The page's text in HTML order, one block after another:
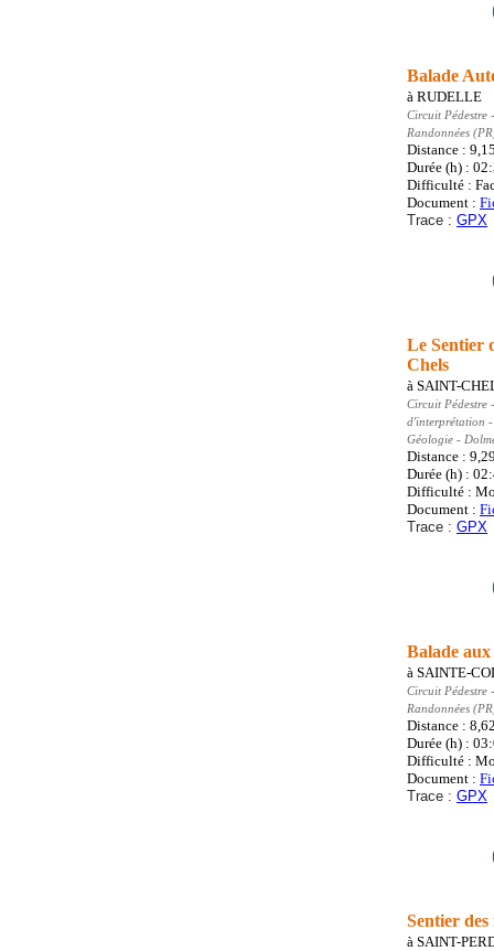
Balade
à RUDELLE
Circuit Pédestre
Randonnées
Distance :
Durée (h) :
Difficulté :
Document :
Trace : GPX
Le Sentier
Chels
à SAINT-
Circuit Pédestre
d'interprétation -
Géologie -
Distance :
Durée (h) :
Difficulté :
Document :
Trace : GPX
Balade
à SAINTE-
Circuit Pédestre
Randonnées
Distance :
Durée (h) :
Difficulté :
Document :
Trace : GPX
Sentier
à SAINT-